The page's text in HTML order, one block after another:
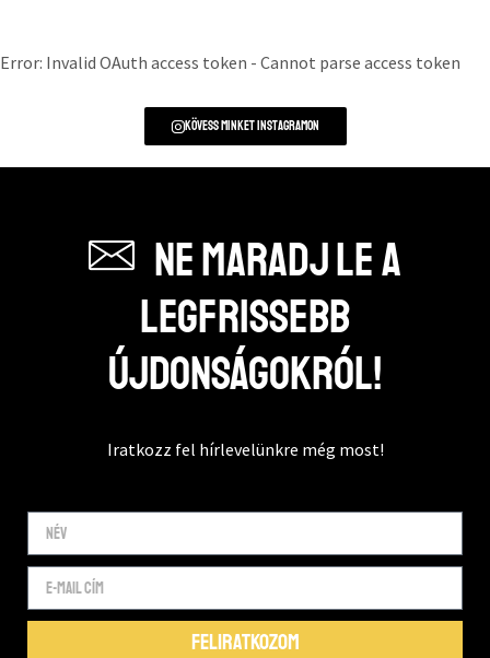
Error: Invalid OAuth access token - Cannot parse access token
Kövess minket instagramon
Ne maradj le a
legfrissebb
újdonságokról!
Iratkozz fel hírlevelünkre még most!
FELIRATKOZOM